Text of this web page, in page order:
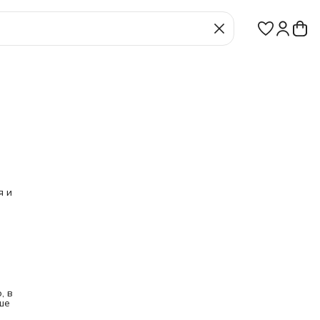
и
в